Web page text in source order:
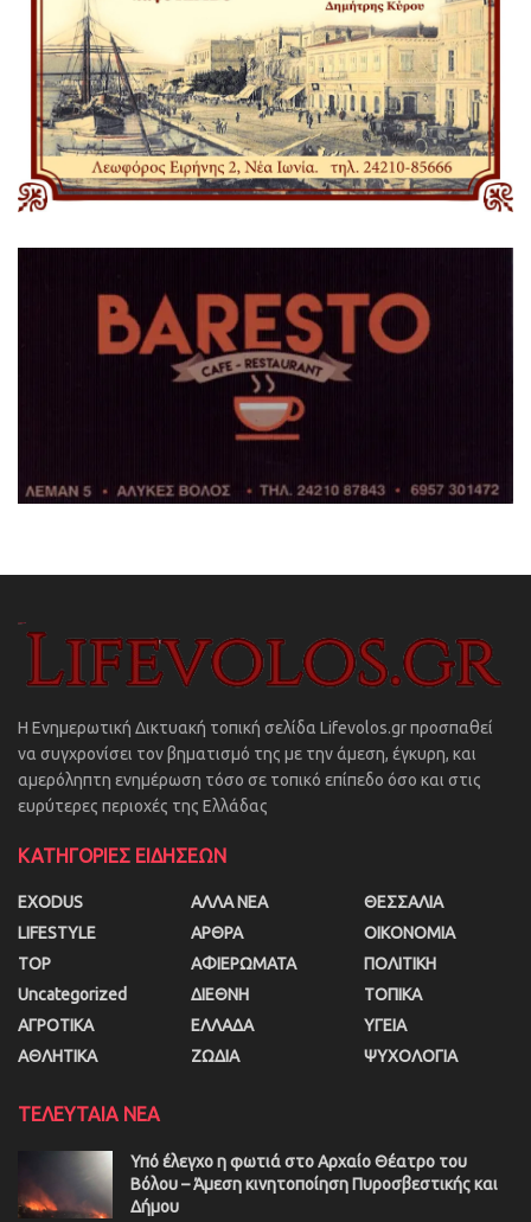
Η Ενημερωτική Δικτυακή τοπική σελίδα Lifevolos.gr προσπαθεί
να συγχρονίσει τον βηματισμό της με την άμεση, έγκυρη, και
αμερόληπτη ενημέρωση τόσο σε τοπικό επίπεδο όσο και στις
ευρύτερες περιοχές της Ελλάδας
ΚΑΤΗΓΟΡΙΕΣ ΕΙΔΗΣΕΩΝ
EXODUS
LIFESTYLE
TOP
Uncategorized
ΑΓΡΟΤΙΚΑ
ΑΘΛΗΤΙΚΑ
ΑΛΛΑ ΝΕΑ
ΑΡΘΡΑ
ΑΦΙΕΡΩΜΑΤΑ
ΔΙΕΘΝΗ
ΕΛΛΑΔΑ
ΖΩΔΙΑ
ΘΕΣΣΑΛΙΑ
ΟΙΚΟΝΟΜΙΑ
ΠΟΛΙΤΙΚΗ
ΤΟΠΙΚΑ
ΥΓΕΙΑ
ΨΥΧΟΛΟΓΙΑ
ΤΕΛΕΥΤΑΙΑ ΝΕΑ
Υπό έλεγχο η φωτιά στο Αρχαίο Θέατρο του
Βόλου – Άμεση κινητοποίηση Πυροσβεστικής και
Δήμου